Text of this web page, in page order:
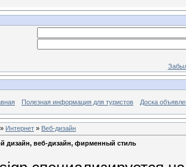
Полезная информация для туристов Доска
» Интернет » Веб-дизайн
дизайн, веб-дизайн, фирменный стиль